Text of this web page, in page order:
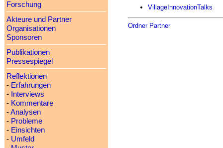
Forschung
Akteure und Partner
Organisationen
Sponsoren
Publikationen
Pressespiegel
Reflektionen
- Erfahrungen
- Interviews
- Kommentare
-Analysen
- Probleme
- Einsichten
- Umfeld
VillageInnovationTalks
Ordner Partner